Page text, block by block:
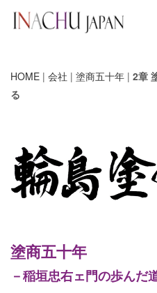
HOME | 会社 | 塗商五十年 | 2章
る
塗商五十年
－稲垣忠右ェ門の歩んだ